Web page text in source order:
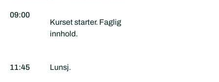
09:00
Kurset starter. Faglig
innhold.
11:45 Lunsj.